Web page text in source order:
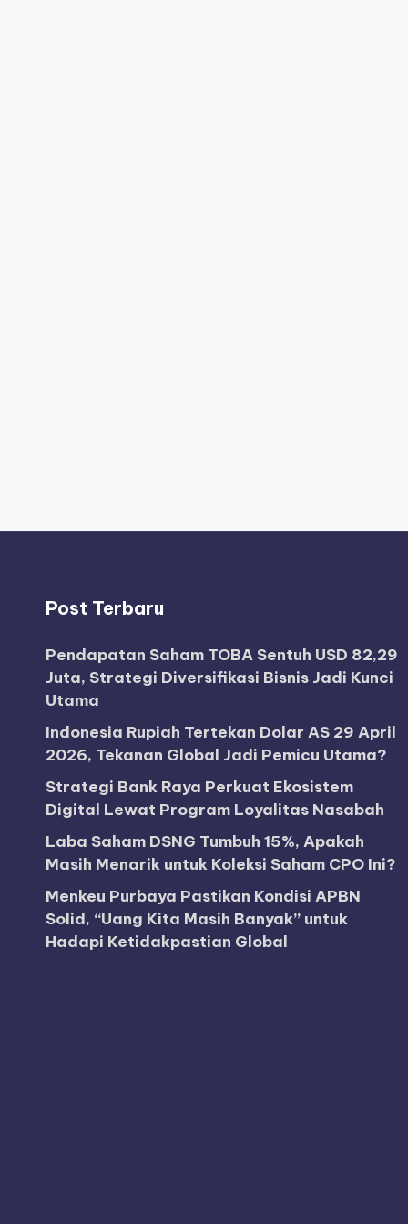
Post Terbaru
Pendapatan Saham TOBA Sentuh USD 82,29
Juta, Strategi Diversifikasi Bisnis Jadi Kunci
Utama
Indonesia Rupiah Tertekan Dolar AS 29 April
2026, Tekanan Global Jadi Pemicu Utama?
Strategi Bank Raya Perkuat Ekosistem
Digital Lewat Program Loyalitas Nasabah
Laba Saham DSNG Tumbuh 15%, Apakah
Masih Menarik untuk Koleksi Saham CPO Ini?
Menkeu Purbaya Pastikan Kondisi APBN
Solid, “Uang Kita Masih Banyak” untuk
Hadapi Ketidakpastian Global